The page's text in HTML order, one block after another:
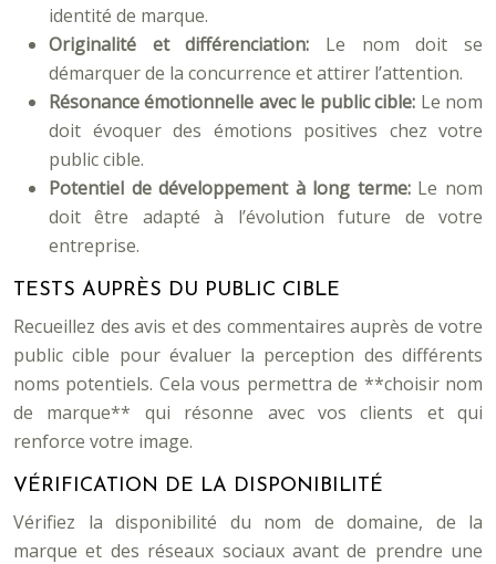
identité de marque.
Originalité et différenciation: Le nom doit se
démarquer de la concurrence et attirer l’attention.
Résonance émotionnelle avec le public cible: Le nom
doit évoquer des émotions positives chez votre
public cible.
Potentiel de développement à long terme: Le nom
doit être adapté à l’évolution future de votre
entreprise.
TESTS AUPRÈS DU PUBLIC CIBLE
Recueillez des avis et des commentaires auprès de votre
public cible pour évaluer la perception des différents
noms potentiels. Cela vous permettra de **choisir nom
de marque** qui résonne avec vos clients et qui
renforce votre image.
VÉRIFICATION DE LA DISPONIBILITÉ
Vérifiez la disponibilité du nom de domaine, de la
marque et des réseaux sociaux avant de prendre une